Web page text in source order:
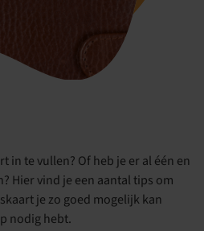
in te vullen? Of heb je er al één en
Hier vind je een aantal tips om
je zo goed mogelijk kan
nodig hebt.